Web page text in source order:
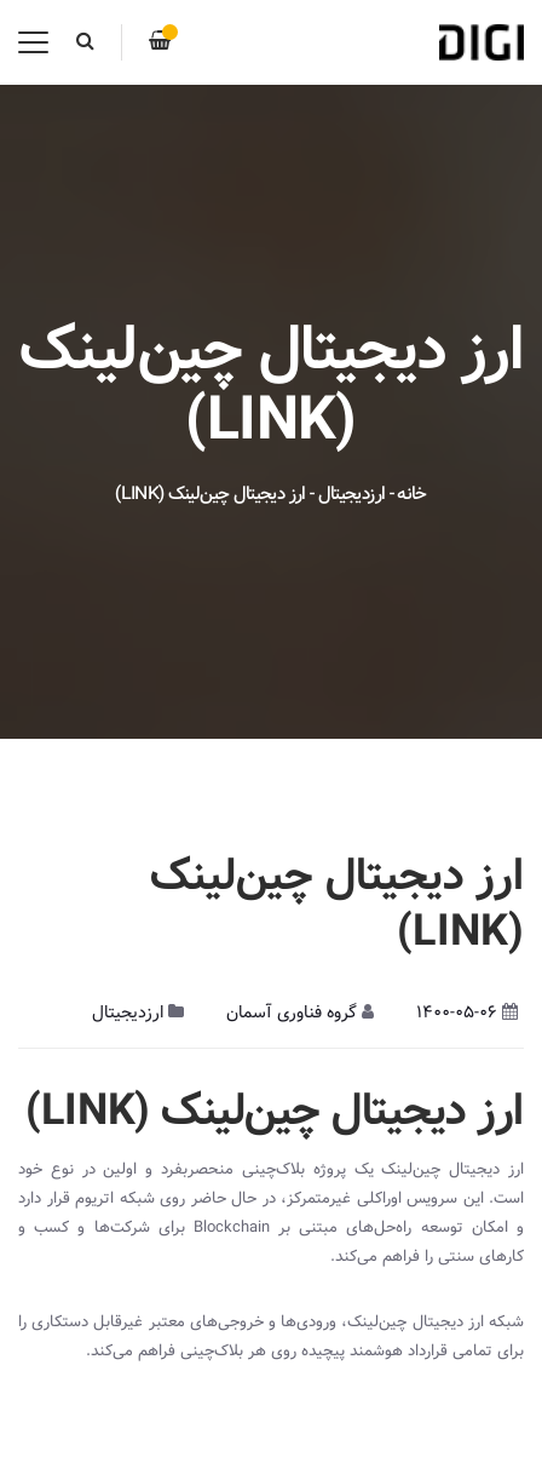
ارز دیجیتال چین‌لینک
(LINK)
خانه-ارزدیجیتال-ارز دیجیتال چین‌لینک (LINK)
ارز دیجیتال چین‌لینک
(LINK)
1400-05-06 گروه فناوری آسمان ارزدیجیتال
ارز دیجیتالچین‌لینک (LINK
)
ارز دیجیتال چین‌لینکیک پروژه بلاک‌چینی منحصربفرد و اولین در نوع خود
است. این سرویس اوراکلی غیرمتمرکز، در حال حاضر روی شبکه اتریوم قرار دارد
و امکان توسعه راه‌حل‌های مبتنی برBlockchain برای شرکت‌ها و کسب و
کارهای سنتی را فراهم می‌کند.
شبکهارز دیجیتال چین‌لینک، ورودی‌ها و خروجی‌های معتبر غیر‌قابل دستکاری را
برای تمامی قرارداد هوشمند پیچیده روی هر بلاک‌چینی فراهم می‌کند.